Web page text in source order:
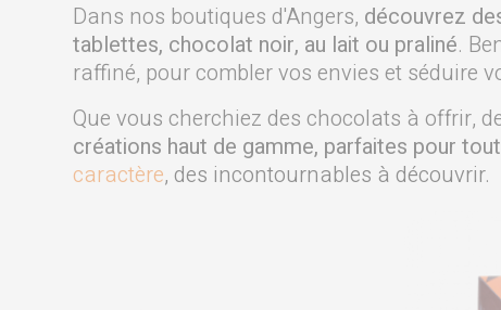
Dans nos boutiques d'Angers, découvrez
tablettes, chocolat noir, au lait ou praliné.
raffiné, pour combler vos envies et séduire
Que vous cherchiez des chocolats à offrir,
créations haut de gamme, parfaites pour
caractère, des incontournables à découvrir.